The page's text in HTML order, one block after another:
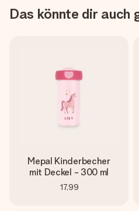
Das könnte dir auch
Mepal Kinderbecher
mit Deckel - 300 ml
17,99